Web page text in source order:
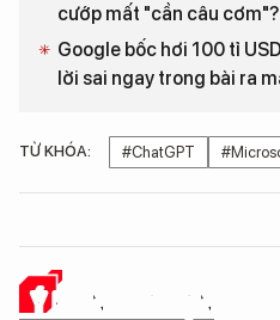
cướp mất "cần câu cơm"?
Google bốc hơi 100 tỉ
lời sai ngay trong bài ra
TỪ KHÓA: #ChatGPT
Ý KIẾN CỦA BẠN